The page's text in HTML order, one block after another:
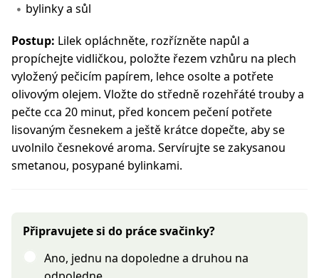
bylinky a sůl
Postup: Lilek opláchněte, rozřízněte napůl a
propíchejte vidličkou, položte řezem vzhůru na plech
vyložený pečicím papírem, lehce osolte a potřete
olivovým olejem. Vložte do středně rozehřáté trouby a
pečte cca 20 minut, před koncem pečení potřete
lisovaným česnekem a ještě krátce dopečte, aby se
uvolnilo česnekové aroma. Servírujte se zakysanou
smetanou, posypané bylinkami.
Připravujete si do práce svačinky?
Ano, jednu na dopoledne a druhou na